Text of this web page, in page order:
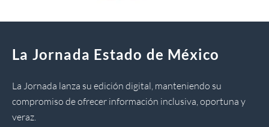
La Jornada Estado de México
La Jornada lanza su edición digital, manteniendo su
compromiso de ofrecer información inclusiva, oportuna y
veraz.